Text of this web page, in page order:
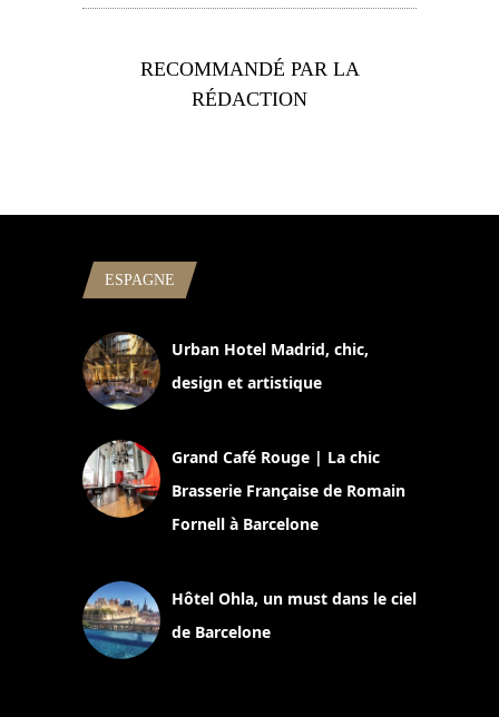
RECOMMANDÉ PAR LA
RÉDACTION
ESPAGNE
Urban Hotel Madrid, chic,
design et artistique
Grand Café Rouge | La chic
Brasserie Française de Romain
Fornell à Barcelone
Hôtel Ohla, un must dans le ciel
de Barcelone